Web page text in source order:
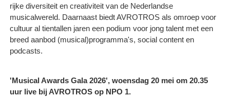
rijke diversiteit en creativiteit van de Nederlandse
musicalwereld. Daarnaast biedt AVROTROS als omroep voor
cultuur al tientallen jaren een podium voor jong talent met een
breed aanbod (musical)programma's, social content en
podcasts.
'Musical Awards Gala 2026', woensdag 20 mei om 20.35
uur live bij AVROTROS op NPO 1.